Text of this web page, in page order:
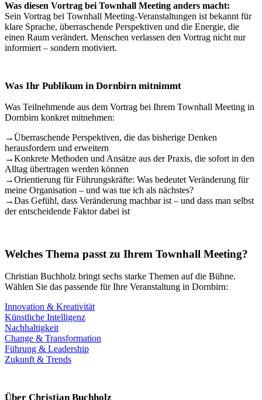
Was diesen Vortrag bei Townhall Meeting anders macht:
Sein Vortrag bei Townhall Meeting-Veranstaltungen ist bekannt für
klare Sprache, überraschende Perspektiven und die Energie, die
einen Raum verändert. Menschen verlassen den Vortrag nicht nur
informiert – sondern motiviert.
Was Ihr Publikum in Dornbirn mitnimmt
Was Teilnehmende aus dem Vortrag bei Ihrem Townhall Meeting in
Dornbirn konkret mitnehmen:
→Überraschende Perspektiven, die das bisherige Denken
herausfordern und erweitern
→Konkrete Methoden und Ansätze aus der Praxis, die sofort in den
Alltag übertragen werden können
→Orientierung für Führungskräfte: Was bedeutet Veränderung für
meine Organisation – und was tue ich als nächstes?
→Das Gefühl, dass Veränderung machbar ist – und dass man selbst
der entscheidende Faktor dabei ist
Welches Thema passt zu Ihrem Townhall Meeting?
Christian Buchholz bringt sechs starke Themen auf die Bühne.
Wählen Sie das passende für Ihre Veranstaltung in Dornbirn:
Innovation & Kreativität
Künstliche Intelligenz
Nachhaltigkeit
Change & Transformation
Führung & Leadership
Zukunft & Trends
Über Christian Buchholz